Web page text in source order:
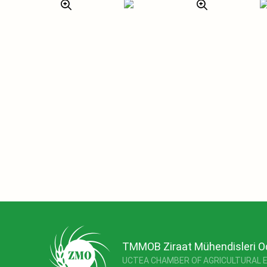
TMMOB Ziraat Mühendisleri
UCTEA CHAMBER OF AGRICULTURAL